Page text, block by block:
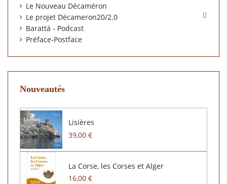
Le Nouveau Décaméron
Le projet Décameron20/2.0

Barattà - Podcast
Préface-Postface
Nouveautés
Lisières
39,00 €
La Corse, les Corses et Alger
16,00 €